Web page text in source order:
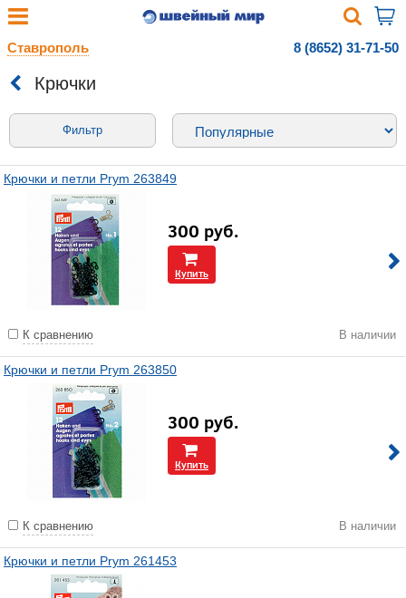
Ставрополь 8 (8652) 31-71-50
Крючки
Фильтр
Крючки и петли Prym 263849
300 руб.
Купить
К сравнению В наличии
Крючки и петли Prym 263850
300 руб.
Купить
К сравнению В наличии
Крючки и петли Prym 261453